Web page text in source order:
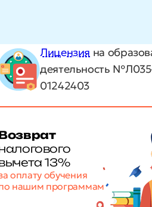
Лицензия на
деятельность
01242403
13%
оплату обучения
нашим программам